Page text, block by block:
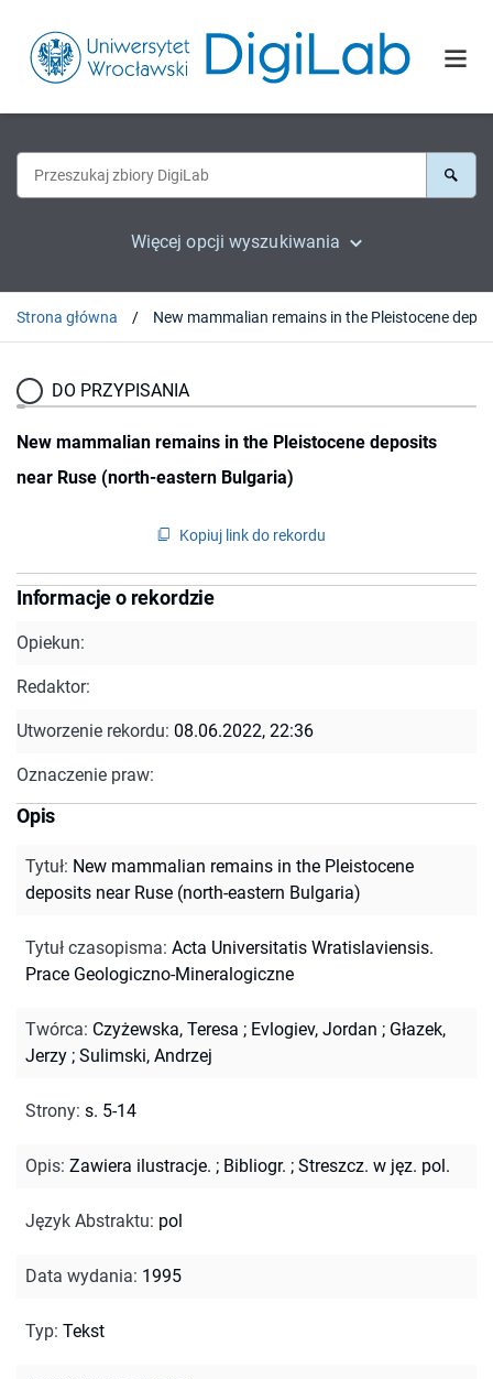
Więcej opcji wyszukiwania
Strona główna
DO PRZYPISANIA
New mammalian remains in the Pleistocene deposits
near Ruse (north-eastern Bulgaria)
Kopiuj link do rekordu
Informacje o rekordzie
Opiekun:
Redaktor:
Utworzenie rekordu: 08.06.2022, 22:36
Oznaczenie praw:
Opis
Tytuł: New mammalian remains in the Pleistocene
deposits near Ruse (north-eastern Bulgaria)
Tytuł czasopisma: Acta Universitatis Wratislaviensis.
Prace Geologiczno-Mineralogiczne
Twórca: Czyżewska, Teresa ; Evlogiev, Jordan ; Głazek,
Jerzy ; Sulimski, Andrzej
Strony: s. 5-14
Opis: Zawiera ilustracje. ; Bibliogr. ; Streszcz. w jęz. pol.
Język Abstraktu: pol
Data wydania: 1995
Typ: Tekst